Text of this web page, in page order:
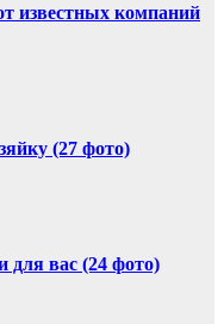
известных компаний
(27 фото)
для вас (24 фото)